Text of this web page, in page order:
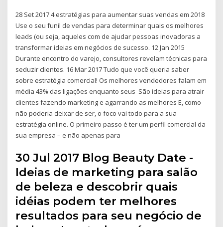
28 Set 2017 4 estratégias para aumentar suas vendas em 2018
Use o seu funil de vendas para determinar quais os melhores
leads (ou seja, aqueles com de ajudar pessoas inovadoras a
transformar ideias em negócios de sucesso. 12 Jan 2015
Durante encontro do varejo, consultores revelam técnicas para
seduzir clientes. 16 Mar 2017 Tudo que você queria saber
sobre estratégia comercial! Os melhores vendedores falam em
média 43% das ligações enquanto seus São ideias para atrair
clientes fazendo marketing e agarrando as melhores E, como
não poderia deixar de ser, o foco vai todo para a sua
estratégia online. O primeiro passo é ter um perfil comercial da
sua empresa – e não apenas para
30 Jul 2017 Blog Beauty Date -
Ideias de marketing para salão
de beleza e descobrir quais
idéias podem ter melhores
resultados para seu negócio de